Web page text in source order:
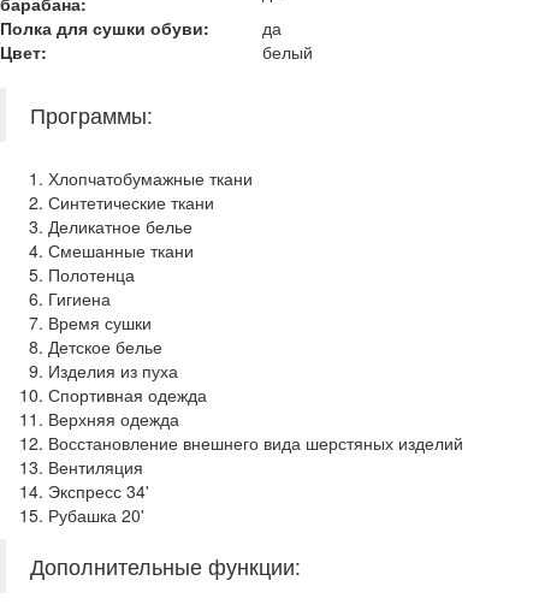
Полка для сушки обуви:
да
Цвет:
белый
Программы:
Хлопчатобумажные ткани
Синтетические ткани
Деликатное белье
Смешанные ткани
Полотенца
Гигиена
Время сушки
Детское белье
Изделия из пуха
Спортивная одежда
Верхняя одежда
Восстановление внешнего вида шерстяных изделий
Вентиляция
Экспресс 34'
Рубашка 20'
Дополнительные функции: